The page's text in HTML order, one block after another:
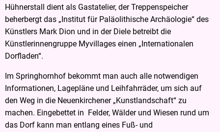
Hühnerstall dient als Gastatelier, der Treppenspeicher
beherbergt das „Institut für Paläolithische Archäologie“ des
Künstlers Mark Dion und in der Diele betreibt die
Künstlerinnengruppe Myvillages einen „Internationalen
Dorfladen“.
Im Springhornhof bekommt man auch alle notwendigen
Informationen, Lagepläne und Leihfahrräder, um sich auf
den Weg in die Neuenkirchener „Kunstlandschaft“ zu
machen. Eingebettet in Felder, Wälder und Wiesen rund um
das Dorf kann man entlang eines Fuß- und